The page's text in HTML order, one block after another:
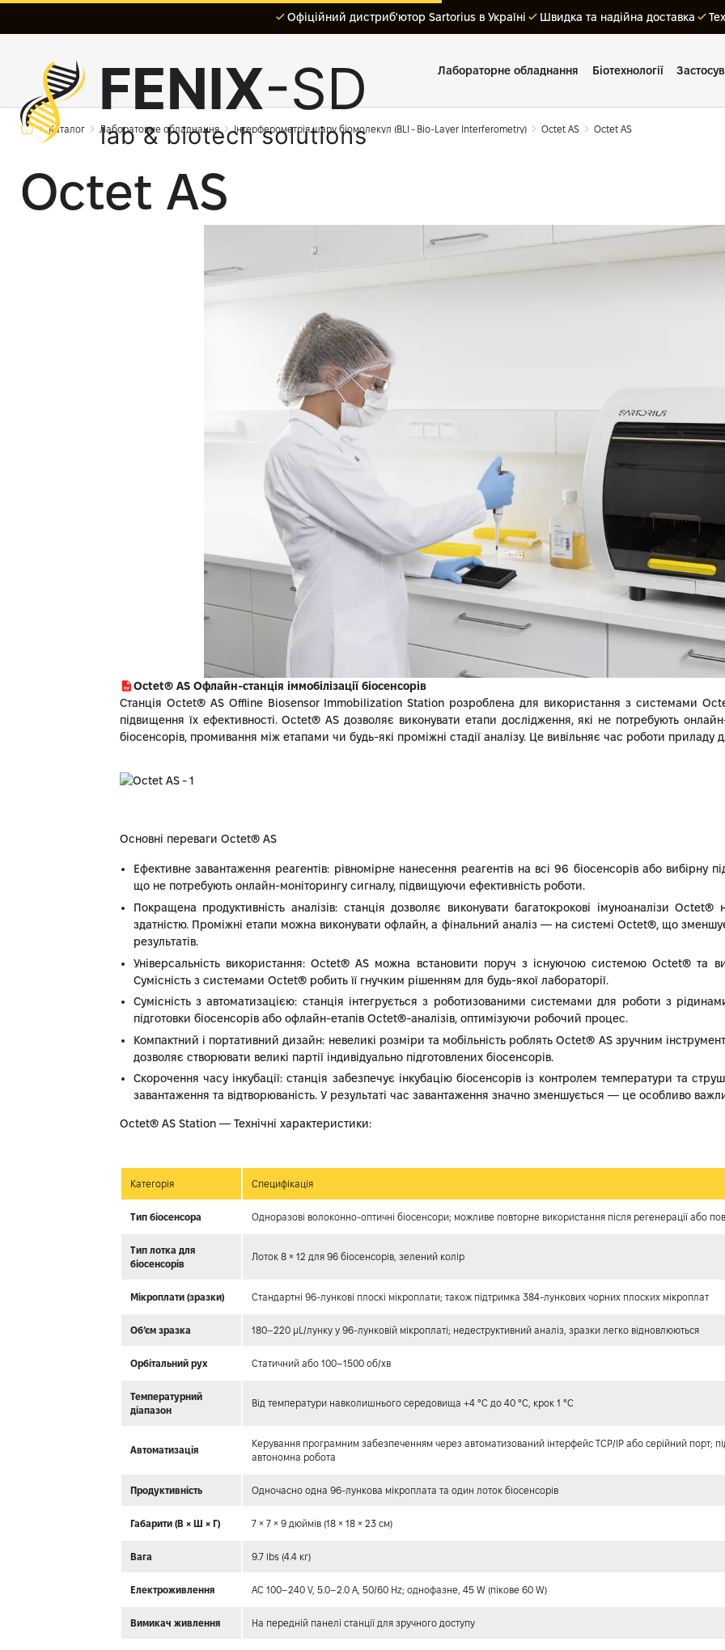
Офіційний дистриб'ютор Sartorius в Україні Швидка та надійна доставка
Лабораторне обладнання Біотехнології
Каталог Лабораторне обладнання Інтерферометрія шару біомолекул (BLI - Bio-Layer Interferometry) Octet AS Octet AS
Octet AS
Octet® AS Офлайн-станція іммобілізації біосенсорів
Станція Octet® AS Offline Biosensor Immobilization Station розроблена для використання з системами
підвищення їх ефективності. Octet® AS дозволяє виконувати етапи дослідження, які не потребують
біосенсорів, промивання між етапами чи будь-які проміжні стадії аналізу. Це вивільняє час роботи
Основні переваги Octet® AS
Ефективне завантаження реагентів: рівномірне нанесення реагентів на всі 96 біосенсорів або вибірну
що не потребують онлайн-моніторингу сигналу, підвищуючи ефективність роботи.
Покращена продуктивність аналізів: станція дозволяє виконувати багатокрокові імуноаналізи
здатністю. Проміжні етапи можна виконувати офлайн, а фінальний аналіз — на системі Octet®, що зменшує
результатів.
Універсальність використання: Octet® AS можна встановити поруч з існуючою системою Octet® та
Сумісність з системами Octet® робить її гнучким рішенням для будь-якої лабораторії.
Сумісність з автоматизацією: станція інтегрується з роботизованими системами для роботи з
підготовки біосенсорів або офлайн-етапів Octet®-аналізів, оптимізуючи робочий процес.
Компактний і портативний дизайн: невеликі розміри та мобільність роблять Octet® AS зручним
дозволяє створювати великі партії індивідуально підготовлених біосенсорів.
Скорочення часу інкубації: станція забезпечує інкубацію біосенсорів із контролем температури та
завантаження та відтворюваність. У результаті час завантаження значно зменшується — це особливо
Octet® AS Station — Технічні характеристики:
Категорія Специфікація
Тип біосенсора Одноразові волоконно-оптичні біосенсори; можливе повторне використання після регенерації або
Тип лотка для
біосенсорів
Лоток 8 × 12 для 96 біосенсорів, зелений колір
Мікроплати (зразки) Стандартні 96-лункові плоскі мікроплати; також підтримка 384-лункових чорних плоских мікроплат
Об’єм зразка 180–220 μL/лунку у 96-лунковій мікроплаті; недеструктивний аналіз, зразки легко відновлюються
Орбітальний рух Статичний або 100–1500 об/хв
Температурний
діапазон
Від температури навколишнього середовища +4 °C до 40 °C, крок 1 °C
Автоматизація
Керування програмним забезпеченням через автоматизований інтерфейс TCP/IP або серійний порт;
автономна робота
Продуктивність Одночасно одна 96-лункова мікроплата та один лоток біосенсорів
Габарити (В × Ш × Г) 7 × 7 × 9 дюймів (18 × 18 × 23 см)
Вага 9.7 lbs (4.4 кг)
Електроживлення AC 100–240 V, 5.0–2.0 A, 50/60 Hz; однофазне, 45 W (пікове 60 W)
Вимикач живлення На передній панелі станції для зручного доступу